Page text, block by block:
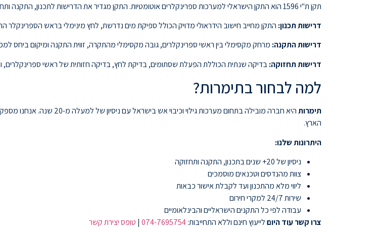
תקן ת"י 1596 הוא התקן הישראלי למערכות ספרינקלרים אוטומטיות. התקן מגדיר את הדרישות לתכנון, התקנה ותחזוקה של מערכות ספרינקלרים בישראל.
דרישות תכנון: התקן מחייב חישוב הידראולי מדויק הכולל ספיקת מים נדרשת, לחץ מינימלי בראש הספרינקלר
דרישות התקנה: מרחק מקסימלי בין ראשי ספרינקלרים, גובה מקסימלי מהתקרה, זווית התקנה ומיקום ביחס למכשולים.
דרישות תחזוקה:בדיקה שנתית הכוללת הפעלת שסתומים, בדיקת לחץ, בדיקה חזותית של ראשי ספרינקלרים,
למה לבחור בתימרות?
תימרות
היא חברה מובילה בתחום מערכות
הארץ.
היתרונות שלנו:
ניסיון של 20+ שנים בתכנון, התקנה ותחזוקה
צוות מהנדסים וטכנאים מוסמכים
ליווי מלא מהתכנון ועד לקבלת אישור כבאות
שירות 24/7 למקרי חירום
עבודה לפי כל התקנים הישראליים והבינלאומיים
צרו קשר עוד היוםלייעוץ חינם וללא התחייבות:074-7695754
| טופס יצירת קשר